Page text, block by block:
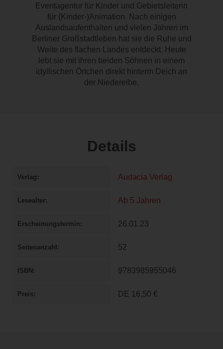
Eventagentur für Kinder und Gebietsleiterin
für (Kinder-)Animation. Nach einigen
Auslandsaufenthalten und vielen Jahren im
Berliner Großstadtleben hat sie die Ruhe und
Weite des flachen Landes entdeckt. Heute
lebt sie mit ihren beiden Söhnen in einem
idyllischen Örtchen direkt hinterm Deich an
der Niederelbe.
Details
Verlag Audacia Verlag
Lesealter Ab 5 Jahren
Erscheinungstermin 26.01.23
Seitenanzahl 52
ISBN 9783985955046
Preis DE 16,50 €